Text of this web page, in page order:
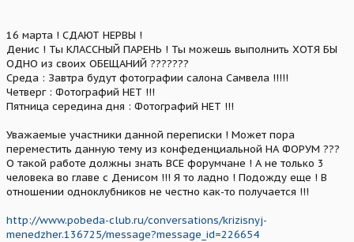
16 марта ! СДАЮТ НЕРВЫ !
Денис ! Ты КЛАССНЫЙ ПАРЕНЬ ! Ты можешь выполнить ХОТЯ БЫ
ОДНО из своих ОБЕЩАНИЙ ???????
Среда : Завтра будут фотографии салона Самвела !!!!!
Четверг : Фотографий НЕТ !!!
Пятница середина дня : Фотографий НЕТ !!!
Уважаемые участники данной переписки ! Может пора
переместить данную тему из конфеденциальной НА ФОРУМ ???
О такой работе должны знать ВСЕ форумчане ! А не только 3
человека во главе с Денисом !!! Я то ладно ! Подожду еще ! В
отношении одноклубников не честно как-то получается !!!
http://www.pobeda-club.ru/conversations/krizisnyj-
menedzher.136725/message?message_id=226654